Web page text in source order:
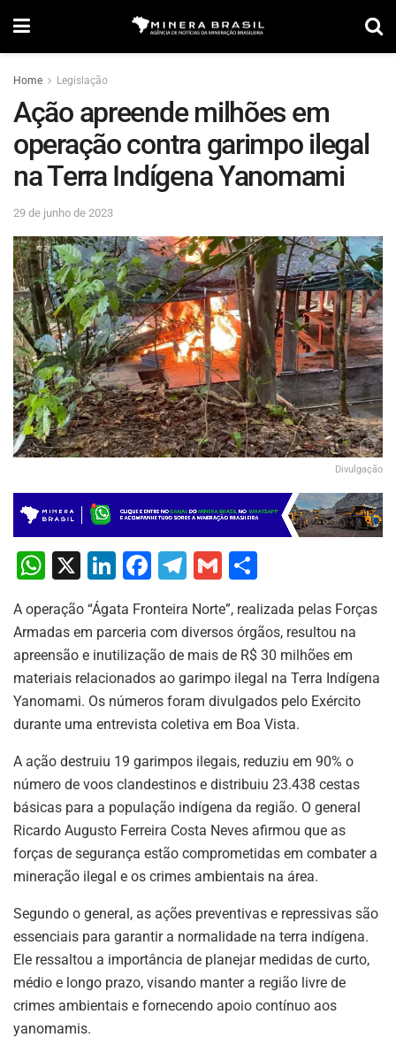
Home Legislação
Ação apreende milhões em
operação contra garimpo ilegal
na Terra Indígena Yanomami
29 de junho de 2023
Divulgação
W
at
s
A
p
p
X
Li
k
e
dI
n
F
c
e
b
o
o
k
T
e
gr
a
m
G
ai
l
ar
e
A operação “Ágata Fronteira Norte”, realizada pelas Forças
Armadas em parceria com diversos órgãos, resultou na
apreensão e inutilização de mais de R$ 30 milhões em
materiais relacionados ao garimpo ilegal na Terra Indígena
Yanomami. Os números foram divulgados pelo Exército
durante uma entrevista coletiva em Boa Vista.
A ação destruiu 19 garimpos ilegais, reduziu em 90% o
número de voos clandestinos e distribuiu 23.438 cestas
básicas para a população indígena da região. O general
Ricardo Augusto Ferreira Costa Neves afirmou que as
forças de segurança estão comprometidas em combater a
mineração ilegal e os crimes ambientais na área.
Segundo o general, as ações preventivas e repressivas são
essenciais para garantir a normalidade na terra indígena.
Ele ressaltou a importância de planejar medidas de curto,
médio e longo prazo, visando manter a região livre de
crimes ambientais e fornecendo apoio contínuo aos
yanomamis.